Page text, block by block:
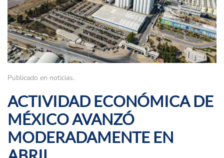
Publicado en noticias.
ACTIVIDAD ECONÓMICA DE
MÉXICO AVANZÓ
MODERADAMENTE EN